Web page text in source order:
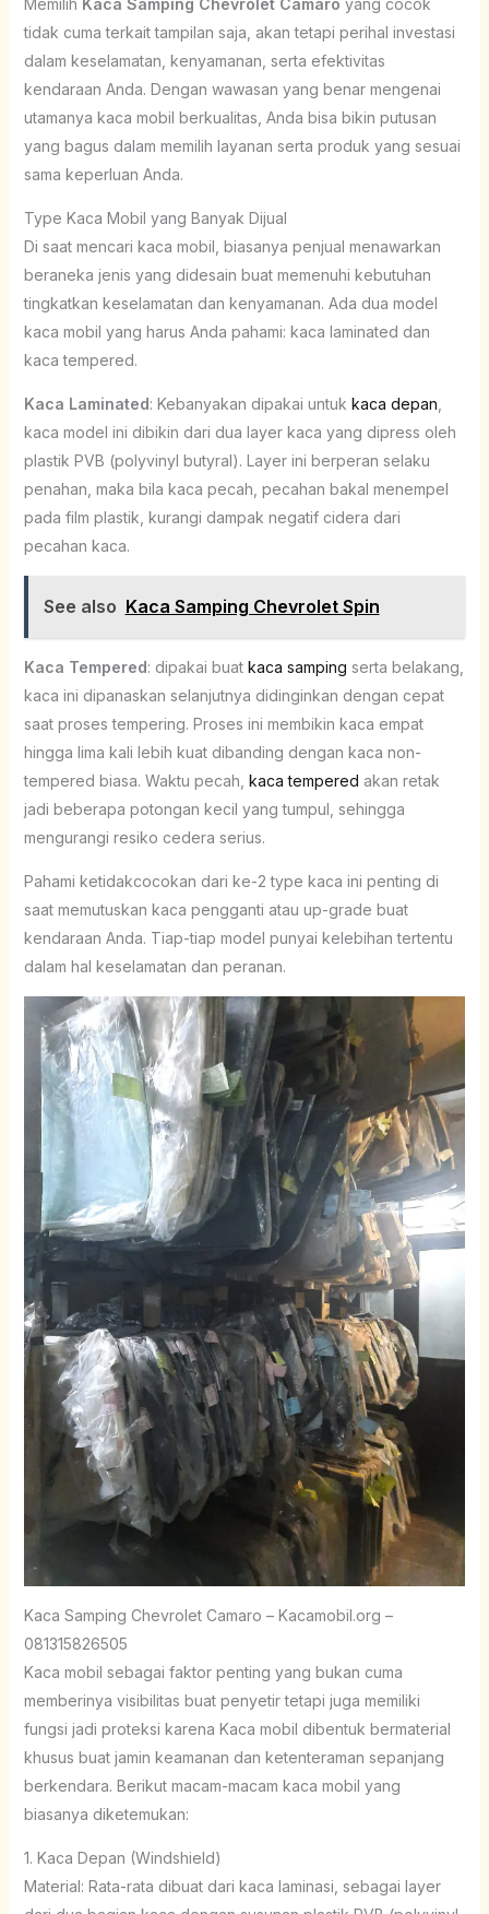
tidak cuma terkait tampilan saja, akan tetapi perihal investasi
dalam keselamatan, kenyamanan, serta efektivitas
kendaraan Anda. Dengan wawasan yang benar mengenai
utamanya kaca mobil berkualitas, Anda bisa bikin putusan
yang bagus dalam memilih layanan serta produk yang sesuai
sama keperluan Anda.
Type Kaca Mobil yang Banyak Dijual
Di saat mencari kaca mobil, biasanya penjual menawarkan
beraneka jenis yang didesain buat memenuhi kebutuhan
tingkatkan keselamatan dan kenyamanan. Ada dua model
kaca mobil yang harus Anda pahami: kaca laminated dan
kaca tempered.
Kaca Laminated: Kebanyakan dipakai untuk kaca depan
kaca model ini dibikin dari dua layer kaca yang dipress oleh
plastik PVB (polyvinyl butyral). Layer ini berperan selaku
penahan, maka bila kaca pecah, pecahan bakal menempel
pada film plastik, kurangi dampak negatif cidera dari
pecahan kaca.
See also Kaca Samping Chevrolet Spin
Kaca Tempered: dipakai buat kaca samping serta belakang,
kaca ini dipanaskan selanjutnya didinginkan dengan cepat
saat proses tempering. Proses ini membikin kaca empat
hingga lima kali lebih kuat dibanding dengan kaca non-
tempered biasa. Waktu pecah, kaca tempered akan retak
jadi beberapa potongan kecil yang tumpul, sehingga
mengurangi resiko cedera serius.
Pahami ketidakcocokan dari ke-2 type kaca ini penting di
saat memutuskan kaca pengganti atau up-grade buat
kendaraan Anda. Tiap-tiap model punyai kelebihan tertentu
dalam hal keselamatan dan peranan.
Kaca Samping Chevrolet Camaro – Kacamobil.org –
081315826505
Kaca mobil sebagai faktor penting yang bukan cuma
memberinya visibilitas buat penyetir tetapi juga memiliki
fungsi jadi proteksi karena Kaca mobil dibentuk bermaterial
khusus buat jamin keamanan dan ketenteraman sepanjang
berkendara. Berikut macam-macam kaca mobil yang
biasanya diketemukan:
1. Kaca Depan (Windshield)
Material: Rata-rata dibuat dari kaca laminasi, sebagai layer